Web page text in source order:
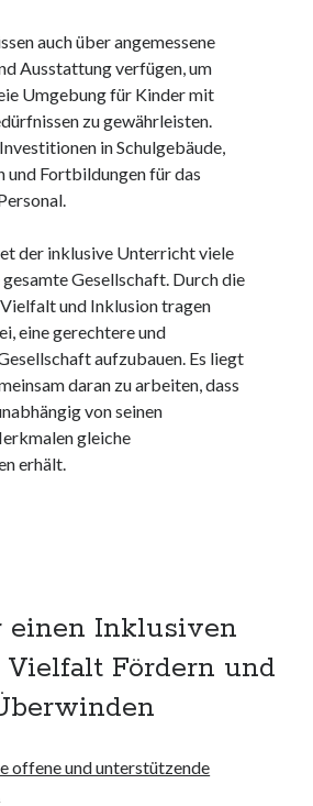
nordsee
auch über angemessene
Ausstattung verfügen, um
Umgebung für Kinder mit
zu gewährleisten.
in Schulgebäude,
und Fortbildungen für das
der inklusive Unterricht viele
Gesellschaft. Durch die
und Inklusion tragen
eine gerechtere und
aufzubauen. Es liegt
daran zu arbeiten, dass
von seinen
gleiche
erhält.
einen Inklusiven
Fördern und
offene und unterstützende